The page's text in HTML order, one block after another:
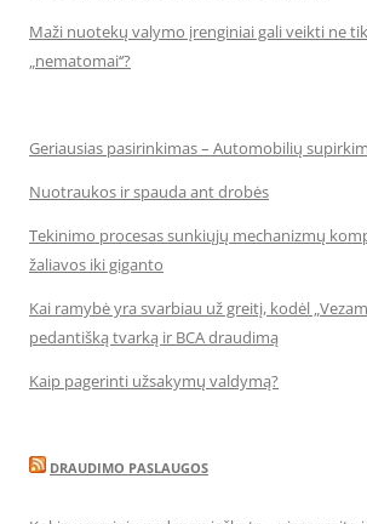
Maži nuotekų valymo įrenginiai gali veikti ne
„nematomai‘‘?
Geriausias pasirinkimas – Automobilių
Nuotraukos ir spauda ant drobės
Tekinimo procesas sunkiųjų mechanizmų
žaliavos iki giganto
Kai ramybė yra svarbiau už greitį, kodėl
pedantišką tvarką ir BCA draudimą
Kaip pagerinti užsakymų valdymą?
DRAUDIMO PASLAUGOS